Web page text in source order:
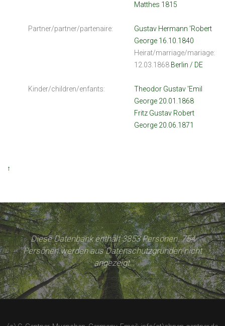
Matthes 1815
Partner/partner/partenaire:
Gustav Hermann 'Robert
George 16.10.1840
Heirat/marriage/mariage:
12.03.1868 Berlin / DE
Kinder/children/enfants:
Theodor Gustav 'Emil
George 20.01.1868
Fritz Gustav Robert
George 20.06.1871
↑
Diese Datenbank enthält 3853 Personen. 754
Personen werden aus Datenschutzgründen nicht
angezeigt.